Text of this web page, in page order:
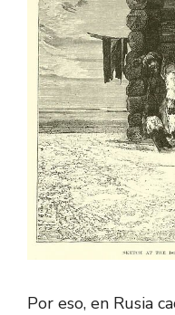
Por eso, en Rusia